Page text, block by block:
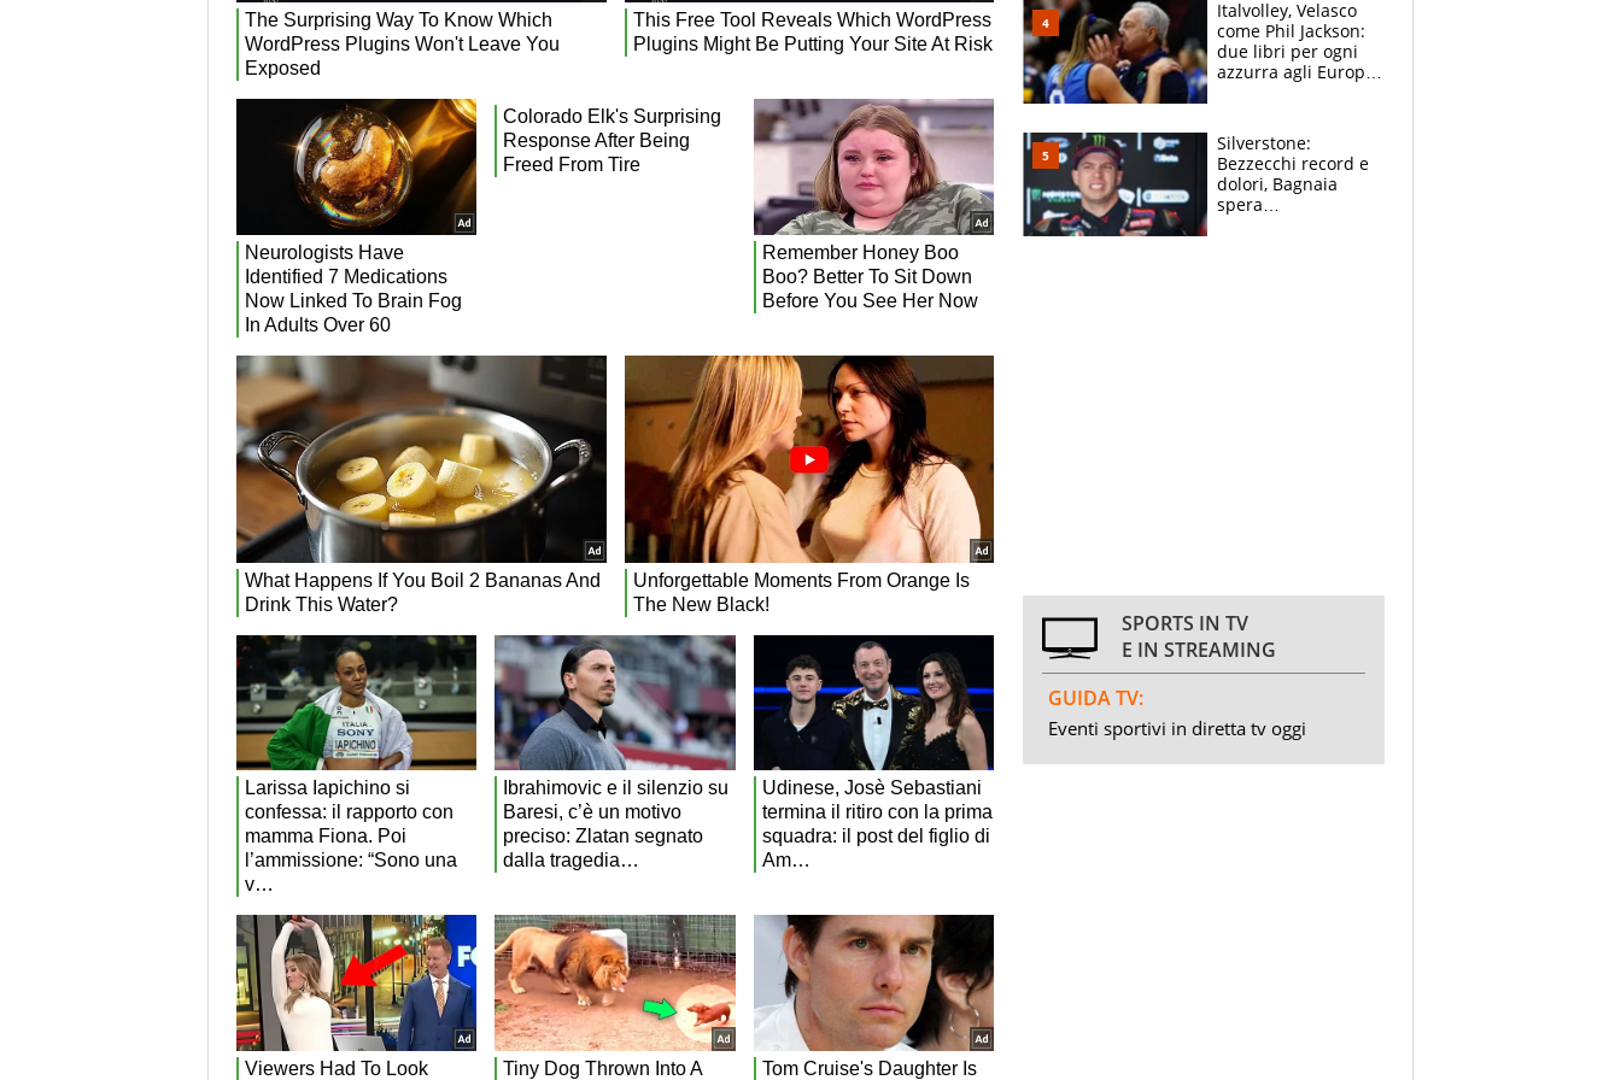
Italvolley, Velasco
come Phil Jackson:
due libri per ogni
azzurra agli Europei.
Silverstone:
Bezzecchi record e
dolori, Bagnaia
spera
SPORTS IN TV
E IN STREAMING
GUIDA TV:
Eventi sportivi in diretta tv oggi